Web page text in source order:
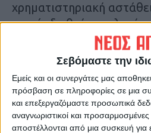
Σεβόμαστε την
Εμείς και οι συνεργάτες μας
πρόσβαση σε πληροφορίες σε μια
και επεξεργαζόμαστε προσωπικά
αναγνωριστικοί και
αποστέλλονται από μια συσκευή για
χρηματιστηριακή
κανείς διεθνής αναλυτής
χρηματιστηριακός
θέση να
«καθίσει» η
χρηματιστηριακές
Τελευταίες Ειδήσεις